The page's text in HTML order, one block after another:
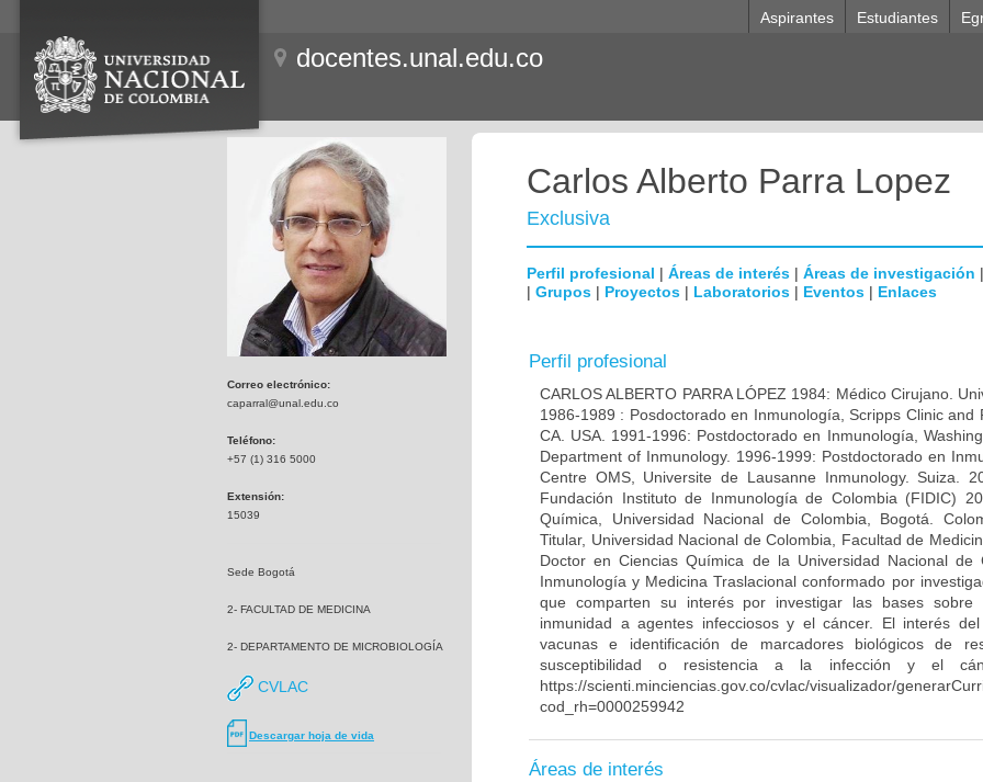
Aspirantes Estudiantes
docentes.unal.edu.co
Correo electrónico:
caparral@unal.edu.co
Teléfono:
+57 (1) 316 5000
Extensión:
15039
Sede Bogotá
2- FACULTAD DE MEDICINA
2- DEPARTAMENTO DE MICROBIOLOGÍA
CVLAC
Descargar hoja de vida
Carlos Alberto Parra Lopez
Exclusiva
Perfil profesional | Áreas de interés | Áreas de investigación |
| Grupos | Proyectos | Laboratorios | Eventos | Enlaces
Perfil profesional
CARLOS ALBERTO PARRA LÓPEZ 1984: Médico Cirujano.
1986-1989 : Posdoctorado en Inmunología, Scripps Clinic and
CA. USA. 1991-1996: Postdoctorado en Inmunología,
Department of Inmunology. 1996-1999: Postdoctorado en
Centre OMS, Universite de Lausanne Inmunology. Suiza.
Fundación Instituto de Inmunología de Colombia (FIDIC)
Química, Universidad Nacional de Colombia, Bogotá.
Titular, Universidad Nacional de Colombia, Facultad de
Doctor en Ciencias Química de la Universidad Nacional
Inmunología y Medicina Traslacional conformado por
que comparten su interés por investigar las bases sobre
inmunidad a agentes infecciosos y el cáncer. El interés
vacunas e identificación de marcadores biológicos de
susceptibilidad o resistencia a la infección y el
https://scienti.minciencias.gov.co/cvlac/visualizador/
cod_rh=0000259942
Áreas de interés